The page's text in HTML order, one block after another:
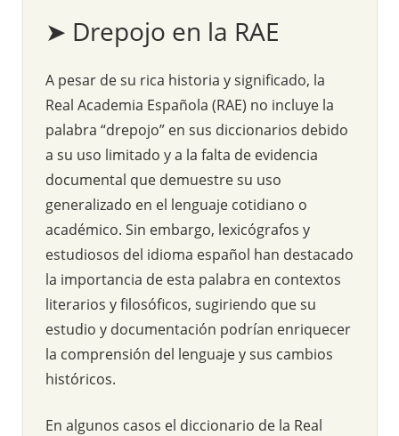
➤ Drepojo en la RAE
A pesar de su rica historia y significado, la
Real Academia Española (RAE) no incluye la
palabra “drepojo” en sus diccionarios debido
a su uso limitado y a la falta de evidencia
documental que demuestre su uso
generalizado en el lenguaje cotidiano o
académico. Sin embargo, lexicógrafos y
estudiosos del idioma español han destacado
la importancia de esta palabra en contextos
literarios y filosóficos, sugiriendo que su
estudio y documentación podrían enriquecer
la comprensión del lenguaje y sus cambios
históricos.
En algunos casos el diccionario de la Real